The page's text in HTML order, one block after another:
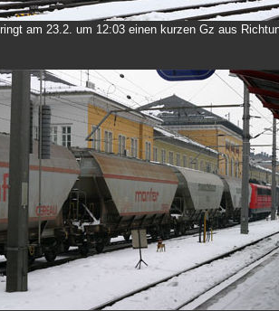
am 23.2. um 12:03 einen kurzen Gz aus